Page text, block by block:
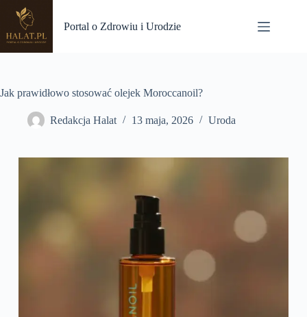
Przejdź
treści
Portal o Zdrowiu i Urodzie
Jak prawidłowo stosować olejek Moroccanoil?
Redakcja Halat 13 maja, 2026 Uroda